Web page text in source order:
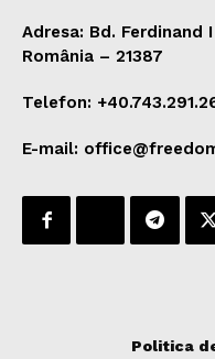
Adresa: Bd. Ferdinand
România – 21387
Telefon:
E-mail:
Politica